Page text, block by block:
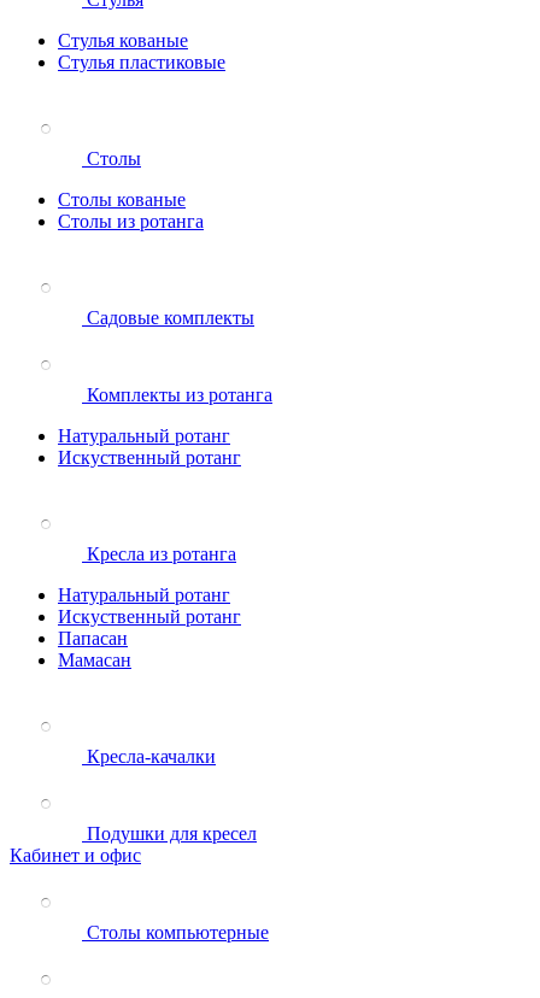
Стулья кованые
Стулья пластиковые
Столы
Столы кованые
Столы из ротанга
Садовые комплекты
Комплекты из ротанга
Натуральный ротанг
Искуственный ротанг
Кресла из ротанга
Натуральный ротанг
Искуственный ротанг
Папасан
Мамасан
Кресла-качалки
Подушки для кресел
Кабинет и офис
Столы компьютерные